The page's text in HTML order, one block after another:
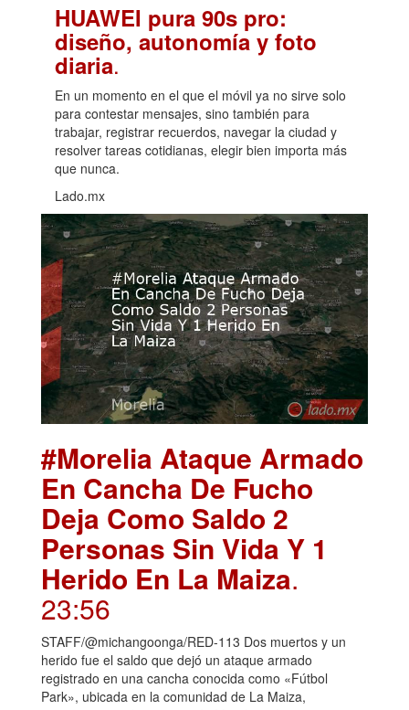
HUAWEI pura 90s pro:
diseño, autonomía y foto
diaria.
En un momento en el que el móvil ya no sirve solo
para contestar mensajes, sino también para
trabajar, registrar recuerdos, navegar la ciudad y
resolver tareas cotidianas, elegir bien importa más
que nunca.
Lado.mx
#Morelia Ataque Armado
En Cancha De Fucho
Deja Como Saldo 2
Personas Sin Vida Y 1
Herido En La Maiza.
23:56
STAFF/@michangoonga/RED-113 Dos muertos y un
herido fue el saldo que dejó un ataque armado
registrado en una cancha conocida como «Fútbol
Park», ubicada en la comunidad de La Maiza,